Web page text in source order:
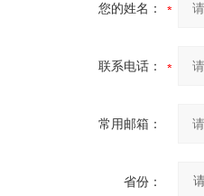
您的姓名：
联系电话：
常用邮箱：
省份：